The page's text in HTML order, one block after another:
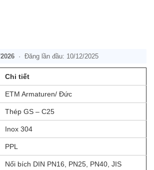
· Đăng lần đầu: 10/12/2025
Chi tiết
ETM Armaturen/ Đức
Thép GS – C25
Inox 304
PPL
Nối bích DIN PN16, PN25, PN40, JIS